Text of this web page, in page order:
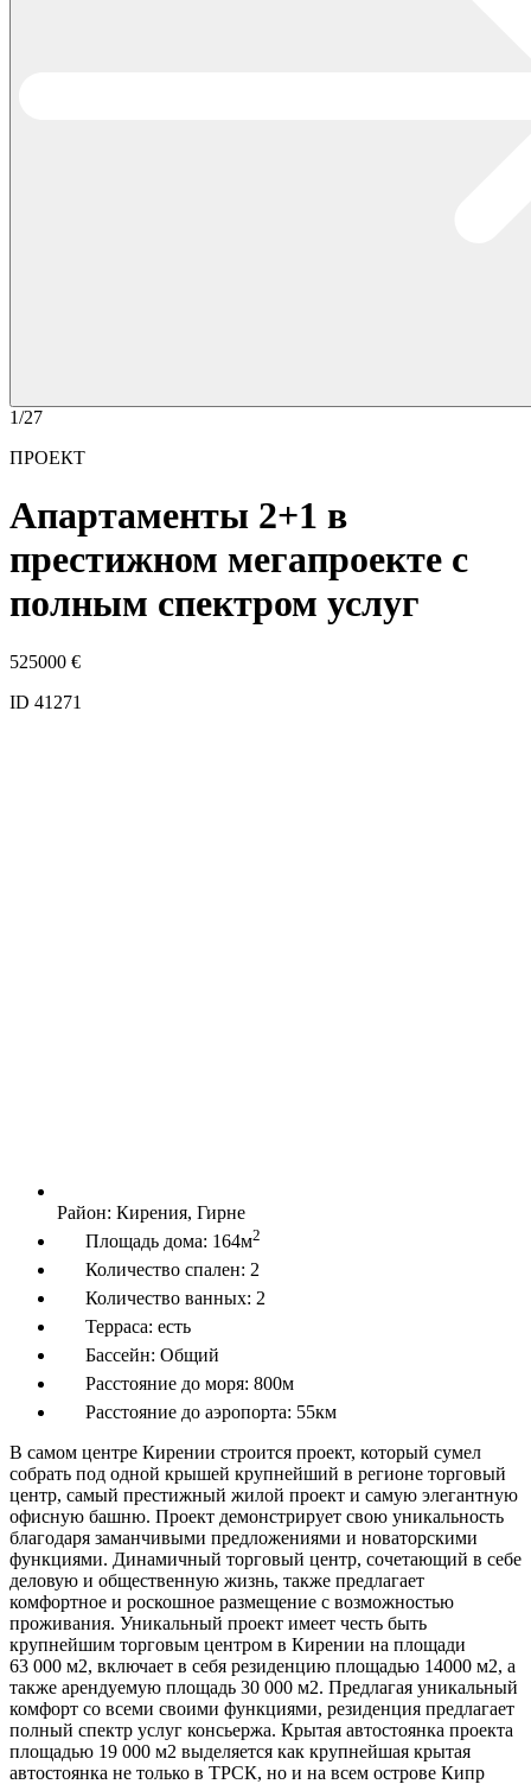
1/27
ПРОЕКТ
Апартаменты 2+1 в
престижном мегапроекте с
полным спектром услуг
525000 €
ID 41271
Район: Кирения, Гирне
Площадь дома: 164м2
Количество спален: 2
Количество ванных: 2
Терраса: есть
Бассейн: Общий
Расстояние до моря: 800м
Расстояние до аэропорта: 55км
В самом центре Кирении строится проект, который сумел
собрать под одной крышей крупнейший в регионе торговый
центр, самый престижный жилой проект и самую элегантную
офисную башню. Проект демонстрирует свою уникальность
благодаря заманчивыми предложениями и новаторскими
функциями. Динамичный торговый центр, сочетающий в себе
деловую и общественную жизнь, также предлагает
комфортное и роскошное размещение с возможностью
проживания. Уникальный проект имеет честь быть
крупнейшим торговым центром в Кирении на площади
63 000 м2, включает в себя резиденцию площадью 14000 м2, а
также арендуемую площадь 30 000 м2. Предлагая уникальный
комфорт со всеми своими функциями, резиденция предлагает
полный спектр услуг консьержа. Крытая автостоянка проекта
площадью 19 000 м2 выделяется как крупнейшая крытая
автостоянка не только в ТРСК, но и на всем острове Кипр